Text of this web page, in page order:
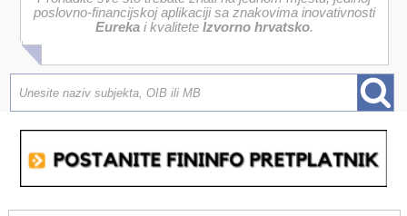
poslovno-financijskoj aplikaciji sa znakovima inovativnosti
Eurekai kvalitete Izvorno hrvatsko.